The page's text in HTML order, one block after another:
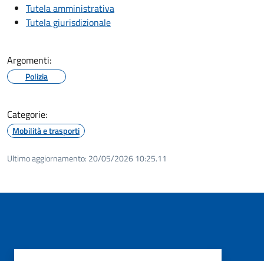
Tutela amministrativa
Tutela giurisdizionale
Argomenti:
Polizia
Categorie:
Mobilità e trasporti
Ultimo aggiornamento: 20/05/2026 10:25.11